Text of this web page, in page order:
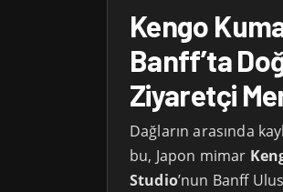
Kengo
Banff’ta
Ziyaretçi
Dağların arasında
bu, Japon mimar
Studio’nun Banff